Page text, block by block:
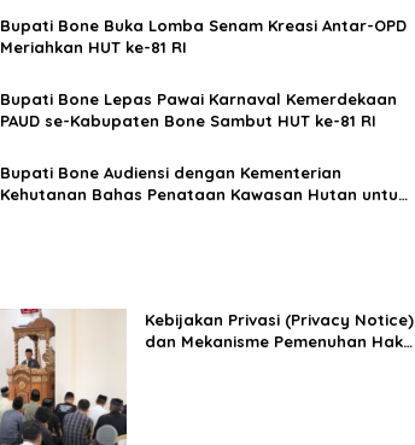
Bupati Bone Buka Lomba Senam Kreasi Antar-OPD
Meriahkan HUT ke-81 RI
Bupati Bone Lepas Pawai Karnaval Kemerdekaan
PAUD se-Kabupaten Bone Sambut HUT ke-81 RI
Bupati Bone Audiensi dengan Kementerian
Kehutanan Bahas Penataan Kawasan Hutan untuk
Kebijakan Privasi (Privacy Notice)
dan Mekanisme Pemenuhan Hak